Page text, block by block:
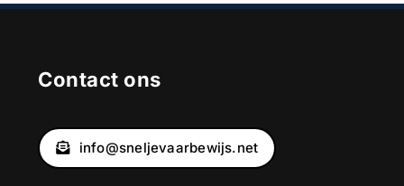
Contact ons
info@sneljevaarbewijs.net